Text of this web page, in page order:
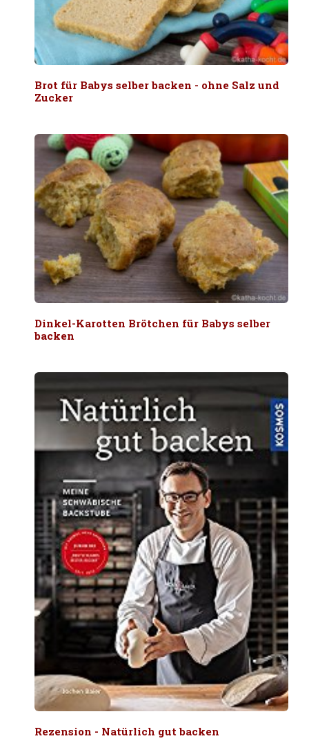
Brot für Babys selber backen - ohne Salz und
Zucker
Dinkel-Karotten Brötchen für Babys selber
backen
Rezension - Natürlich gut backen